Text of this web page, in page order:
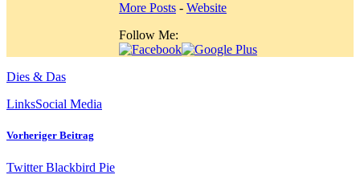
More Posts - Website
Follow Me:
Dies & Das
LinksSocial Media
Vorheriger Beitrag
Twitter Blackbird Pie